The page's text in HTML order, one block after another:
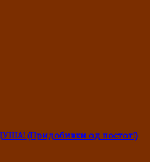
(Придобивки од постот!)